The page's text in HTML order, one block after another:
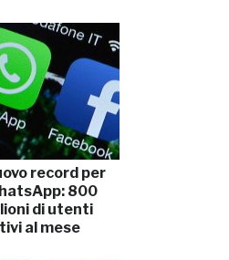
record per
800
di utenti
al mese